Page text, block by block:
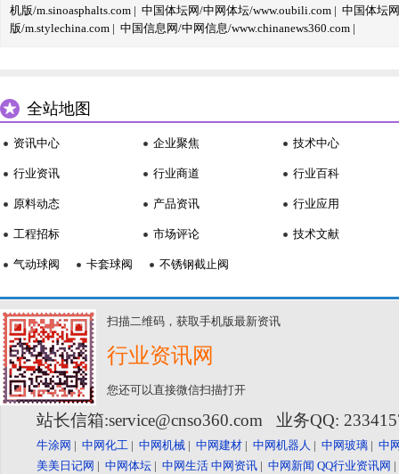
机版/m.sinoasphalts.com | 中国体坛网/中网体坛/www.oubili.com | 中国体坛
版/m.stylechina.com | 中国信息网/中网信息/www.chinanews360.com |
全站地图
资讯中心
行业资讯
原料动态
工程招标
企业聚焦
行业商道
产品资讯
市场评论
技术中心
行业百科
行业应用
技术文献
气动球阀 卡套球阀 不锈钢截止阀
扫描二维码，获取手机版最新资讯
行业资讯网
您还可以直接微信扫描打开
站长信箱:service@cnso360.com 业务QQ:
牛涂网 | 中网化工 | 中网机械 | 中网建材 | 中网机器人 | 中网玻璃 | 中
美美日记网 | 中网体坛 | 中网生活 中网资讯 | 中网新闻 QQ行业资讯网